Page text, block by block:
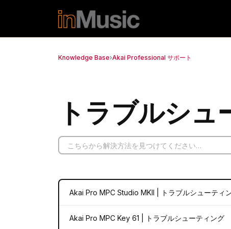
Knowledge Base›Akai Professional サポート
トラブルシュ
Akai Pro MPC Studio MKII | トラブルシューティ
Akai Pro MPC Key 61 | トラブルシューティング